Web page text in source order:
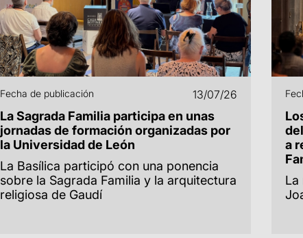
Fecha de publicación 13/07/26
La Sagrada Familia participa en unas
jornadas de formación organizadas por
la Universidad de León
La Basílica participó con una ponencia
sobre la Sagrada Familia y la arquitectura
religiosa de Gaudí
a
La